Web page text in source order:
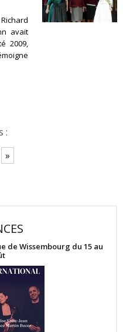
avait
2009,
:
»
de Wissembourg du 15 au